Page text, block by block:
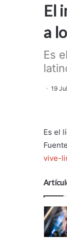
El
a
Es
19
Es el
vive-